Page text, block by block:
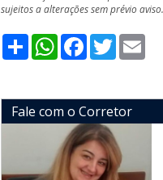
sujeitos a alterações sem prévio aviso.
ShareWhatsApp
Facebook
Twitter
Fale com o Corretor